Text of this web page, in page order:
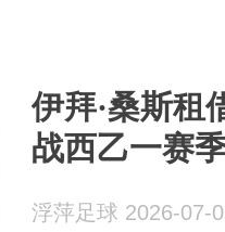
伊拜·桑斯租
战西乙一赛
浮萍足球 2026-07-